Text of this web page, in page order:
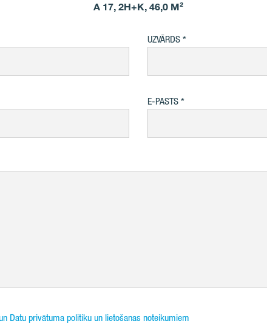
A 17, 2H+K, 46,0 M²
UZVĀRDS
E-PASTS
Datu privātuma politiku un lietošanas noteikumiem